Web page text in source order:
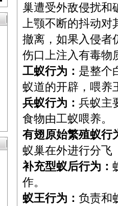
巢遭受外敌侵扰和
上颚不断的抖动对
撤离，如果入侵者
伤口上注入有毒物
工蚁行为： 是整个
蚁道的开辟，喂养
兵蚁行为： 兵蚁主
食物由工蚁喂养。
有翅原始繁殖蚁行
蚁巢在外进行分飞
补充型蚁后行为：
作。
蚁王行为： 负责和